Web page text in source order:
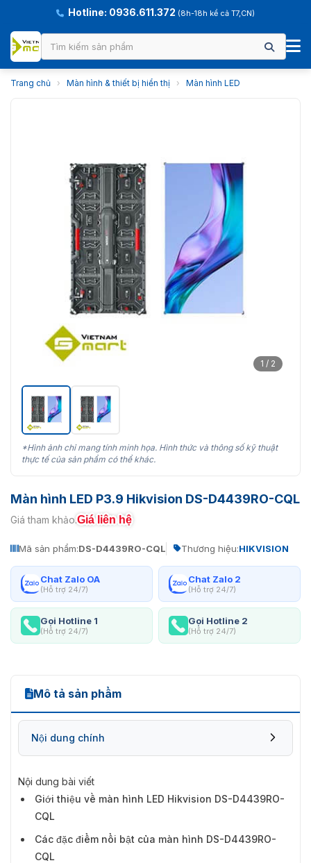
Hotline: 0936.611.372 (8h-18h kể cả T7,CN)
Trang chủ › Màn hình & thiết bị hiển thị › Màn hình LED
1 / 2
*Hình ảnh chỉ mang tính minh họa. Hình thức và thông số kỹ thuật
thực tế của sản phẩm có thể khác.
Màn hình LED P3.9 Hikvision DS-D4439RO-CQL
Giá tham khảo:Giá liên hệ
Mã sản phẩm:DS-D4439RO-CQL Thương hiệu:HIKVISION
Chat Zalo OA
(Hỗ trợ 24/7)
Chat Zalo 2
(Hỗ trợ 24/7)
Gọi Hotline 1
(Hỗ trợ 24/7)
Gọi Hotline 2
(Hỗ trợ 24/7)
Mô tả sản phẩm
Nội dung chính
Nội dung bài viết
Giới thiệu về màn hình LED Hikvision DS-D4439RO-
CQL
Các đặc điểm nổi bật của màn hình DS-D4439RO-
CQL